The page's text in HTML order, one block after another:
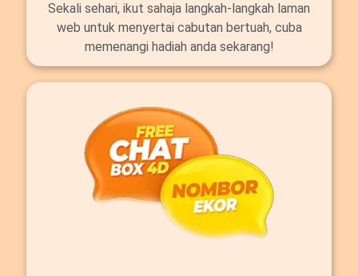
Sekali sehari, ikut sahaja langkah-langkah laman
web untuk menyertai cabutan bertuah, cuba
memenangi hadiah anda sekarang!